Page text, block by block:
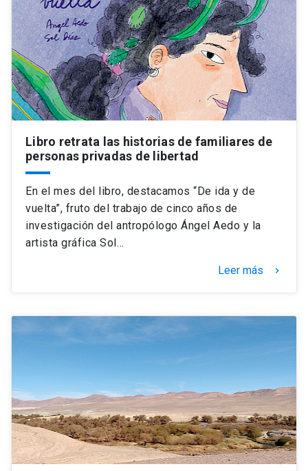
Libro retrata las historias de familiares de
personas privadas de libertad
En el mes del libro, destacamos “De ida y de
vuelta”, fruto del trabajo de cinco años de
investigación del antropólogo Ángel Aedo y la
artista gráfica Sol…
Leer más keyboard_arrow_right